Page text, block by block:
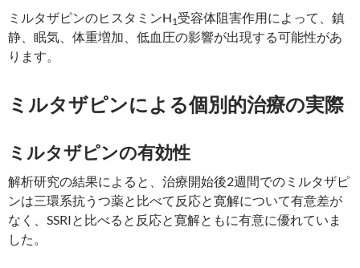
ミルタザピンのヒスタミンH1 受容体阻害作用によって、鎮
静、眠気、体重増加、低血圧の影響が出現する可能性があ
ります。
ミルタザピンによる個別的治療の実際
ミルタザピンの有効性
解析研究の結果によると、治療開始後2週間でのミルタザピ
ンは三環系抗うつ薬と比べて反応と寛解について有意差が
なく、SSRIと比べると反応と寛解ともに有意に優れていま
した。